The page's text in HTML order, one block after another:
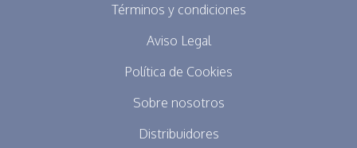
Términos y condiciones
Aviso Legal
Política de Cookies
Sobre nosotros
Distribuidores